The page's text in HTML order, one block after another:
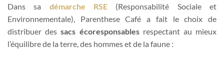
Dans sa démarche RSE (Responsabilité Sociale et
Environnementale), Parenthese Café a fait le choix de
distribuer dessacs écoresponsablesrespectant au mieux
l’équilibre de la terre, des hommes et de la faune :